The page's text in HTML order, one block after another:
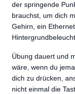
der springende
brauchst, um dich
Gehirn, ein
Übung dauert und
wäre, wenn du
dich zu drücken,
nicht einmal die